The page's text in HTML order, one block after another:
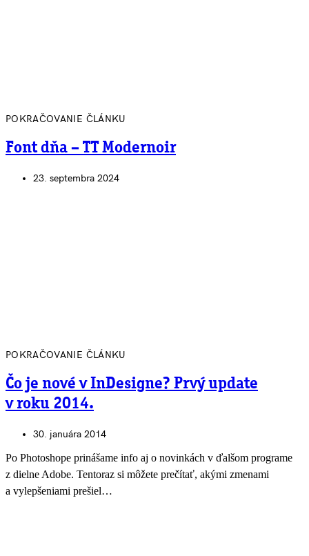
POKRAČOVANIE ČLÁNKU
Font dňa – TT Modernoir
23. septembra 2024
POKRAČOVANIE ČLÁNKU
Čo je nové v InDesigne? Prvý update
v roku 2014.
30. januára 2014
Po Photoshope prinášame info aj o novinkách v ďalšom programe
z dielne Adobe. Tentoraz si môžete prečítať, akými zmenami
a vylepšeniami prešiel…